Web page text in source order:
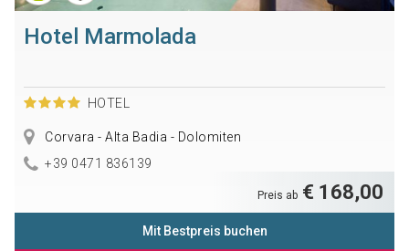
Hotel Marmolada
HOTEL
Corvara - Alta Badia - Dolomiten
+39 0471 836139
Preis ab € 168,00
Mit Bestpreis buchen